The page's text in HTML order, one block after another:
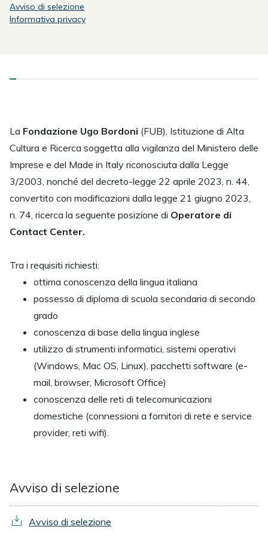
Avviso di selezione
Informativa privacy
La Fondazione Ugo Bordoni (FUB), Istituzione di Alta
Cultura e Ricerca soggetta alla vigilanza del Ministero delle
Imprese e del Made in Italy riconosciuta dalla Legge
3/2003, nonché del decreto-legge 22 aprile 2023, n. 44,
convertito con modificazioni dalla legge 21 giugno 2023,
n. 74, ricerca la seguente posizione di Operatore di
Contact Center.
Tra i requisiti richiesti:
ottima conoscenza della lingua italiana
possesso di diploma di scuola secondaria di secondo
grado
conoscenza di base della lingua inglese
utilizzo di strumenti informatici, sistemi operativi
(Windows, Mac OS, Linux), pacchetti software (e-
mail, browser, Microsoft Office)
conoscenza delle reti di telecomunicazioni
domestiche (connessioni a fornitori di rete e service
provider, reti wifi).
Avviso di selezione
Avviso di selezione